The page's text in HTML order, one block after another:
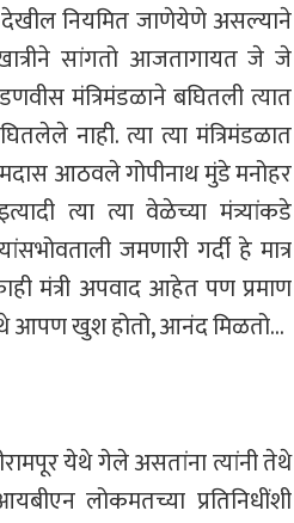
देखील नियमित जाणेयेणे असल्याने
सांगतो आजतागायत जे जे
मंत्रिमंडळाने बघितली त्यात
नाही. त्या त्या मंत्रिमंडळात
आठवले गोपीनाथमुंडे मनोहर
त्या त्या वेळेच्या मंत्र्यांकडे
जमणारी गर्दी हे मात्र
मंत्री अपवाद आहेतपण प्रमाण
खुश होतो, आनंद मिळतो…
येथे गेले असतांना त्यांनी तेथे
लोकमतच्या प्रतिनिधींशी